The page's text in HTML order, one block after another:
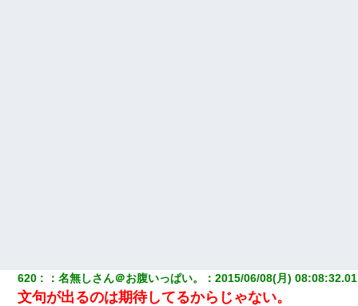
620 ：名無しさん＠お腹いっぱい。 ：2015/06/08(月)
文句が出るのは期待してるからじゃない。